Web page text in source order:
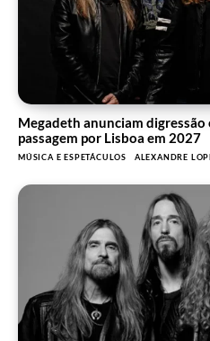
Megadeth anunciam digressão
passagem por Lisboa em 2027
MÚSICA E ESPETÁCULOS ALEXANDRE